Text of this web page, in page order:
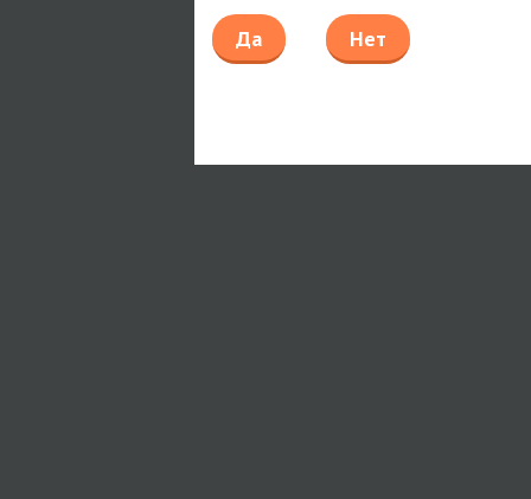
Да Нет